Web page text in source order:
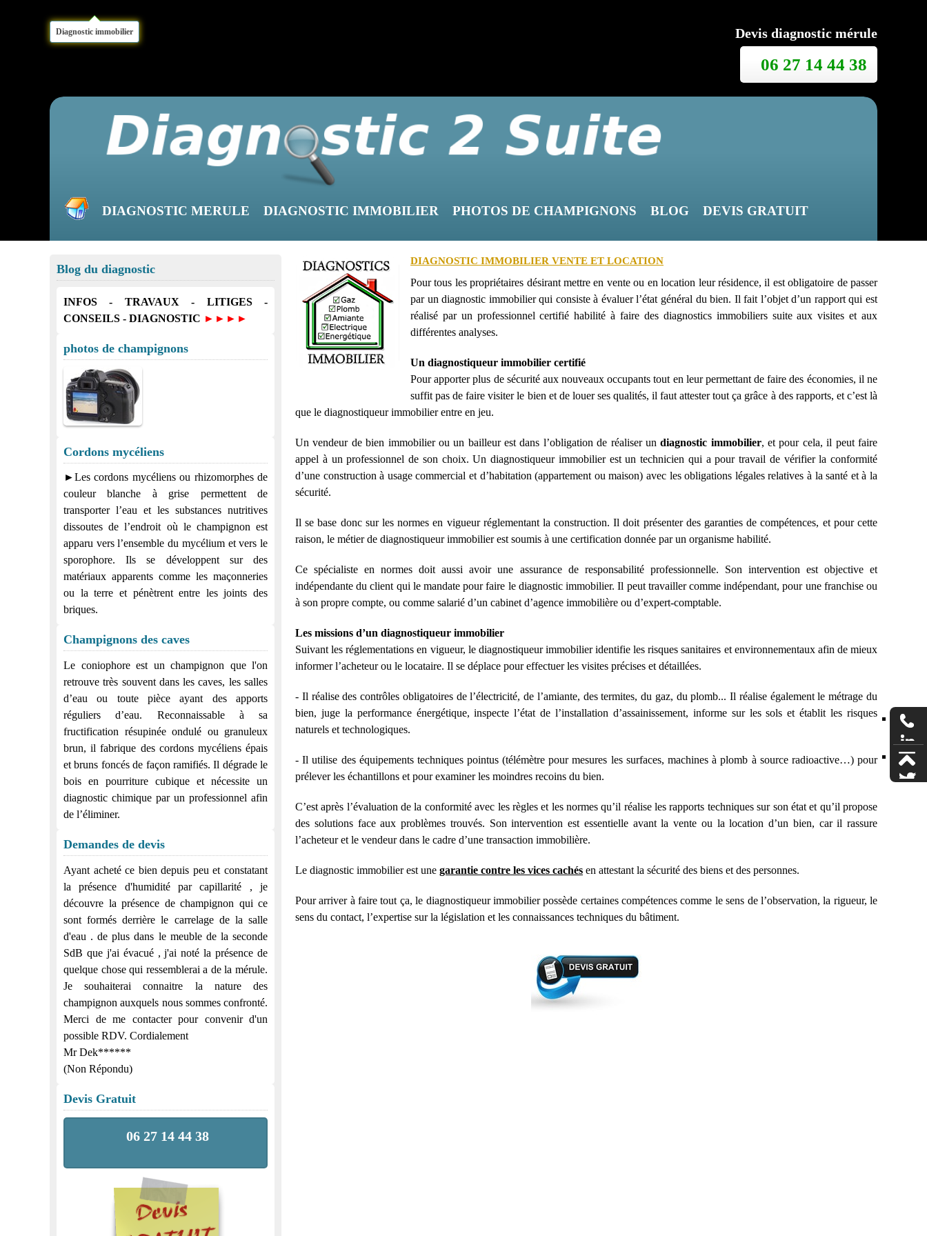
Diagnostic immobilier Devis diagnostic mérule
06 27 14 44 38
DIAGNOSTIC MERULE DIAGNOSTIC IMMOBILIER PHOTOS DE CHAMPIGNONS BLOG DEVIS GRATUIT
DIAGNOSTIC IMMOBILIER VENTE ET LOCATION
Pour tous les propriétaires désirant mettre en vente ou en location leur résidence, il est obligatoire de passer
par un diagnostic immobilier qui consiste à évaluer l’état général du bien. Il fait l’objet d’un rapport qui est
réalisé par un professionnel certifié habilité à faire des diagnostics immobiliers suite aux visites et aux
différentes analyses.
Un diagnostiqueur immobilier certifié
Pour apporter plus de sécurité aux nouveaux occupants tout en leur permettant de faire des économies, il ne
suffit pas de faire visiter le bien et de louer ses qualités, il faut attester tout ça grâce à des rapports, et c’est là
que le diagnostiqueur immobilier entre en jeu.
Un vendeur de bien immobilier ou un bailleur est dans l’obligation de réaliser undiagnostic immobilier, et pour cela, il peut faire
appel à un professionnel de son choix. Un diagnostiqueur immobilier est un technicien qui a pour travail de vérifier la conformité
d’une construction à usage commercial et d’habitation (appartement ou maison) avec les obligations légales relatives à la santé et à la
sécurité.
Il se base donc sur les normes en vigueur réglementant la construction. Il doit présenter des garanties de compétences, et pour cette
raison, le métier de diagnostiqueur immobilier est soumis à une certification donnée par un organisme habilité.
Ce spécialiste en normes doit aussi avoir une assurance de responsabilité professionnelle. Son intervention est objective et
indépendante du client qui le mandate pour faire le diagnostic immobilier. Il peut travailler comme indépendant, pour une franchise ou
à son propre compte, ou comme salarié d’un cabinet d’agence immobilière ou d’expert-comptable.
Les missions d’un diagnostiqueur immobilier
Suivant les réglementations en vigueur, le diagnostiqueur immobilier identifie les risques sanitaires et environnementaux afin de mieux
informer l’acheteur ou le locataire. Il se déplace pour effectuer les visites précises et détaillées.
- Il réalise des contrôles obligatoires de l’électricité, de l’amiante, des termites, du gaz, du plomb... Il réalise également le métrage du
bien, juge la performance énergétique, inspecte l’état de l’installation d’assainissement, informe sur les sols et établit les risques
naturels et technologiques.
- Il utilise des équipements techniques pointus (télémètre pour mesures les surfaces, machines à plomb à source radioactive…) pour
prélever les échantillons et pour examiner les moindres recoins du bien.
C’est après l’évaluation de la conformité avec les règles et les normes qu’il réalise les rapports techniques sur son état et qu’il propose
des solutions face aux problèmes trouvés. Son intervention est essentielle avant la vente ou la location d’un bien, car il rassure
l’acheteur et le vendeur dans le cadre d’une transaction immobilière.
Le diagnostic immobilier est une garantie contre les vices cachés en attestant la sécurité des biens et des personnes.
Pour arriver à faire tout ça, le diagnostiqueur immobilier possède certaines compétences comme le sens de l’observation, la rigueur, le
sens du contact, l’expertise sur la législation et les connaissances techniques du bâtiment.
Blog du diagnostic
INFOS - TRAVAUX - LITIGES -
CONSEILS - DIAGNOSTIC ►►►►
photos de champignons
Cordons mycéliens
►Les cordons mycéliens ou rhizomorphes de
couleur blanche à grise permettent de
transporter l’eau et les substances nutritives
dissoutes de l’endroit où le champignon est
apparu vers l’ensemble du mycélium et vers le
sporophore. Ils se développent sur des
matériaux apparents comme les maçonneries
ou la terre et pénètrent entre les joints des
briques.
Champignons des caves
Le coniophore est un champignon que l'on
retrouve très souvent dans les caves, les salles
d’eau ou toute pièce ayant des apports
réguliers d’eau. Reconnaissable à sa
fructification résupinée ondulé ou granuleux
brun, il fabrique des cordons mycéliens épais
et bruns foncés de façon ramifiés. Il dégrade le
bois en pourriture cubique et nécessite un
diagnostic chimique par un professionnel afin
de l’éliminer.
Demandes de devis
Ayant acheté ce bien depuis peu et constatant
la présence d'humidité par capillarité , je
découvre la présence de champignon qui ce
sont formés derrière le carrelage de la salle
d'eau . de plus dans le meuble de la seconde
SdB que j'ai évacué , j'ai noté la présence de
quelque chose qui ressemblerai a de la mérule.
Je souhaiterai connaitre la nature des
champignon auxquels nous sommes confronté.
Merci de me contacter pour convenir d'un
possible RDV. Cordialement
Mr Dek******
(Non Répondu)
Devis Gratuit
06 27 14 44 38